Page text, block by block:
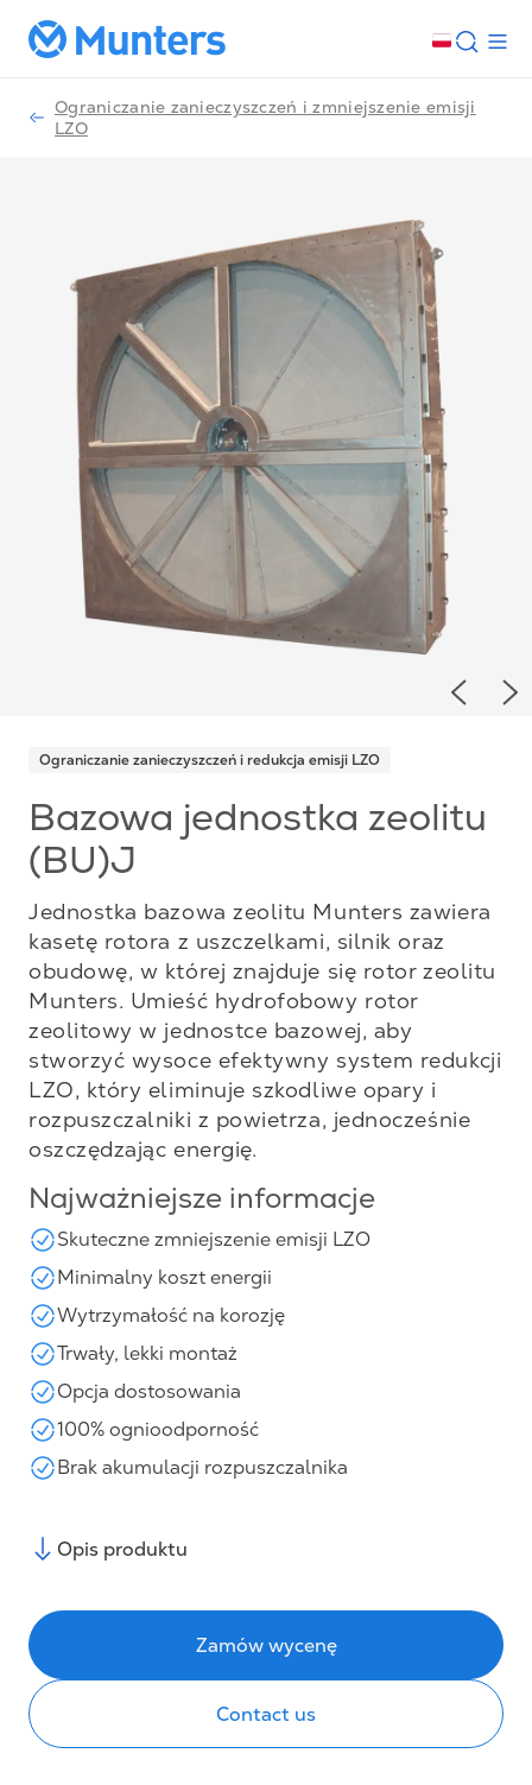
Ograniczanie zanieczyszczeń i zmniejszenie emisji
LZO
Ograniczanie zanieczyszczeń i redukcja emisji LZO
Bazowa jednostka zeolitu
(BU)J
Jednostka bazowa zeolitu Munters zawiera
kasetę rotora z uszczelkami, silnik oraz
obudowę, w której znajduje się rotor zeolitu
Munters. Umieść hydrofobowy rotor
zeolitowy w jednostce bazowej, aby
stworzyć wysoce efektywny system redukcji
LZO, który eliminuje szkodliwe opary i
rozpuszczalniki z powietrza, jednocześnie
oszczędzając energię.
Najważniejsze informacje
Skuteczne zmniejszenie emisji LZO
Minimalny koszt energii
Wytrzymałość na korozję
Trwały, lekki montaż
Opcja dostosowania
100% ognioodporność
Brak akumulacji rozpuszczalnika
Opis produktu
Zamów wycenę
Contact us